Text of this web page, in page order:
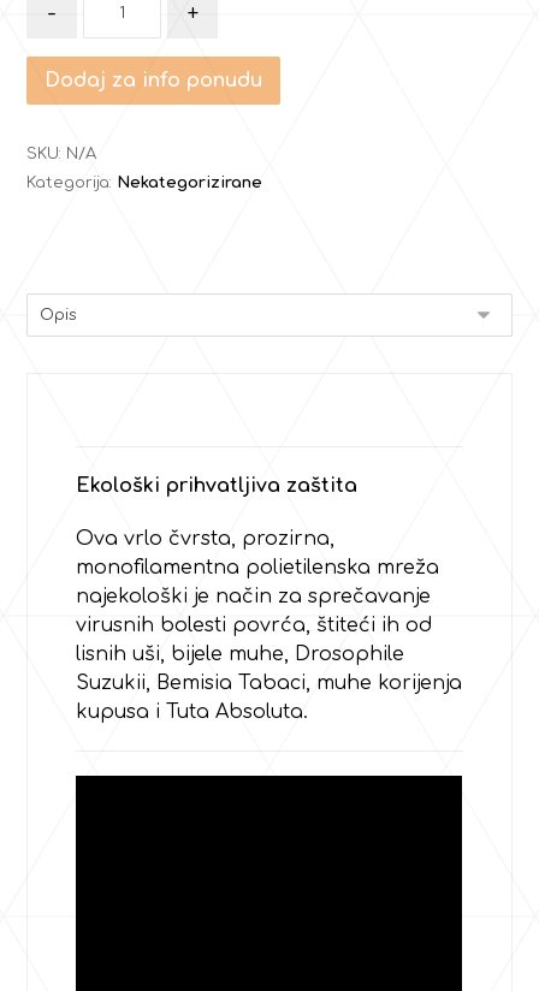
- +
Dodaj za info ponudu
SKU: N/A
Kategorija: Nekategorizirane
Ekološki prihvatljiva zaštita
Ova vrlo čvrsta, prozirna,
monofilamentna polietilenska mreža
najekološki je način za sprečavanje
virusnih bolesti povrća, štiteći ih od
lisnih uši, bijele muhe, Drosophile
Suzukii, Bemisia Tabaci, muhe korijenja
kupusa i Tuta Absoluta.